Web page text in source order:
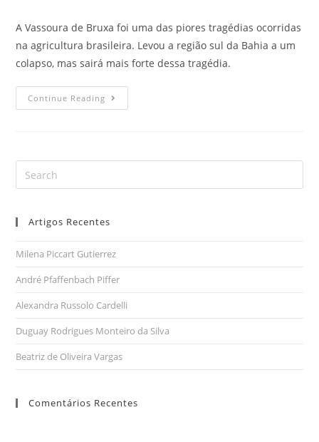
A Vassoura de Bruxa foi uma das piores tragédias ocorridas
na agricultura brasileira. Levou a região sul da Bahia a um
colapso, mas sairá mais forte dessa tragédia.
Continue Reading
Artigos Recentes
Milena Piccart Gutierrez
André Pfaffenbach Piffer
Alexandra Russolo Cardelli
Duguay Rodrigues Monteiro da Silva
Beatriz de Oliveira Vargas
Comentários Recentes